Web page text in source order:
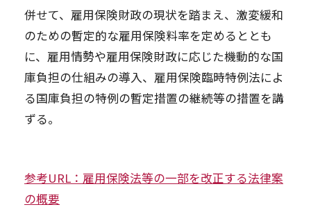
併せて、雇用保険財政の現状を踏まえ、激変緩和
のための暫定的な雇用保険料率を定めるととも
に、雇用情勢や雇用保険財政に応じた機動的な国
庫負担の仕組みの導入、雇用保険臨時特例法によ
る国庫負担の特例の暫定措置の継続等の措置を講
ずる。
参考URL：雇用保険法等の一部を改正する法律案
の概要